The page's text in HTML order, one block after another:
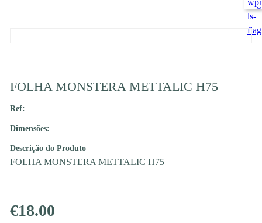
FOLHA MONSTERA METTALIC H75
Ref:
Dimensões:
Descrição do Produto
FOLHA MONSTERA METTALIC H75
€18.00